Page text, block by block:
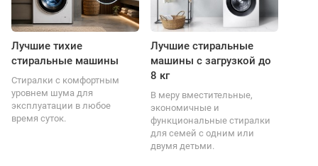
Лучшие тихие
стиральные машины
Стиралки с комфортным
уровнем шума для
эксплуатации в любое
время суток.
Лучшие стиральные
машины с загрузкой до
8 кг
В меру вместительные,
экономичные и
функциональные стиралки
для семей с одним или
двумя детьми.